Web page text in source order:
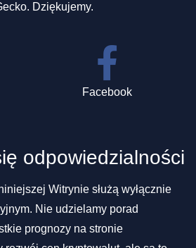
Dziękujemy.
Facebook
odpowiedzialności
Witrynie służą wyłącznie
Nie udzielamy porad
prognozy na stronie